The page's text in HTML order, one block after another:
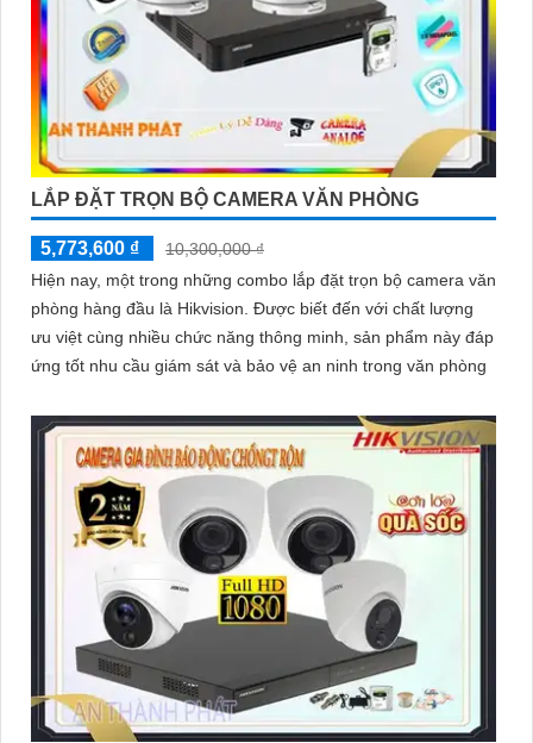
LẮP ĐẶT TRỌN BỘ CAMERA VĂN PHÒNG
5,773,600 ₫
10,300,000 ₫
Hiện nay, một trong những combo lắp đặt trọn bộ camera văn
phòng hàng đầu là Hikvision. Được biết đến với chất lượng
ưu việt cùng nhiều chức năng thông minh, sản phẩm này đáp
ứng tốt nhu cầu giám sát và bảo vệ an ninh trong văn phòng